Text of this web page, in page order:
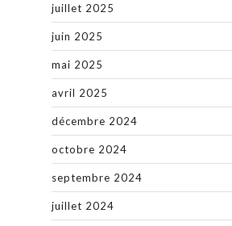
juillet 2025
juin 2025
mai 2025
avril 2025
décembre 2024
octobre 2024
septembre 2024
juillet 2024